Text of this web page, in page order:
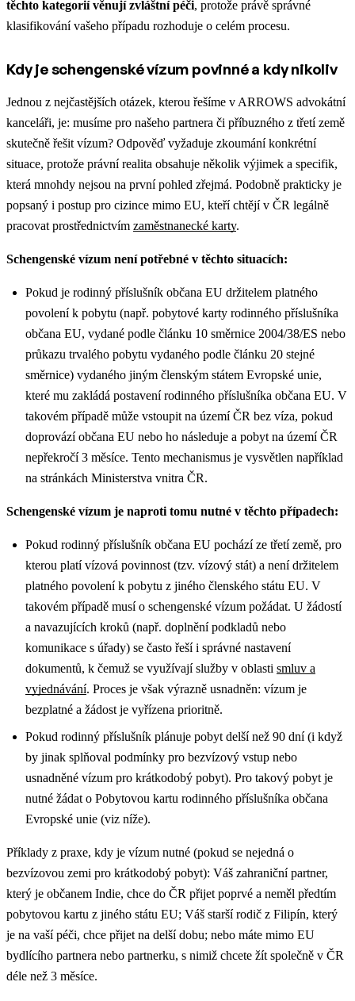
těchto kategorií věnují zvláštní péči, protože právě správné
klasifikování vašeho případu rozhoduje o celém procesu.
Kdy je schengenské vízum povinné a kdy nikoliv
Jednou z nejčastějších otázek, kterou řešíme v ARROWS advokátní
kanceláři, je: musíme pro našeho partnera či příbuzného z třetí země
skutečně řešit vízum? Odpověď vyžaduje zkoumání konkrétní
situace, protože právní realita obsahuje několik výjimek a specifik,
která mnohdy nejsou na první pohled zřejmá. Podobně prakticky je
popsaný i postup pro cizince mimo EU, kteří chtějí v ČR legálně
pracovat prostřednictvím zaměstnanecké karty.
Schengenské vízum není potřebné v těchto situacích:
Pokud je rodinný příslušník občana EU držitelem platného
povolení k pobytu (např. pobytové karty rodinného příslušníka
občana EU, vydané podle článku 10 směrnice 2004/38/ES nebo
průkazu trvalého pobytu vydaného podle článku 20 stejné
směrnice) vydaného jiným členským státem Evropské unie,
které mu zakládá postavení rodinného příslušníka občana EU. V
takovém případě může vstoupit na území ČR bez víza, pokud
doprovází občana EU nebo ho následuje a pobyt na území ČR
nepřekročí 3 měsíce. Tento mechanismus je vysvětlen například
na stránkách Ministerstva vnitra ČR.
Schengenské vízum je naproti tomu nutné v těchto případech:
Pokud rodinný příslušník občana EU pochází ze třetí země, pro
kterou platí vízová povinnost (tzv. vízový stát) a není držitelem
platného povolení k pobytu z jiného členského státu EU. V
takovém případě musí o schengenské vízum požádat. U žádostí
a navazujících kroků (např. doplnění podkladů nebo
komunikace s úřady) se často řeší i správné nastavení
dokumentů, k čemuž se využívají služby v oblasti smluv a
vyjednávání. Proces je však výrazně usnadněn: vízum je
bezplatné a žádost je vyřízena prioritně.
Pokud rodinný příslušník plánuje pobyt delší než 90 dní (i když
by jinak splňoval podmínky pro bezvízový vstup nebo
usnadněné vízum pro krátkodobý pobyt). Pro takový pobyt je
nutné žádat o Pobytovou kartu rodinného příslušníka občana
Evropské unie (viz níže).
Příklady z praxe, kdy je vízum nutné (pokud se nejedná o
bezvízovou zemi pro krátkodobý pobyt): Váš zahraniční partner,
který je občanem Indie, chce do ČR přijet poprvé a neměl předtím
pobytovou kartu z jiného státu EU; Váš starší rodič z Filipín, který
je na vaší péči, chce přijet na delší dobu; nebo máte mimo EU
bydlícího partnera nebo partnerku, s nimiž chcete žít společně v ČR
déle než 3 měsíce.